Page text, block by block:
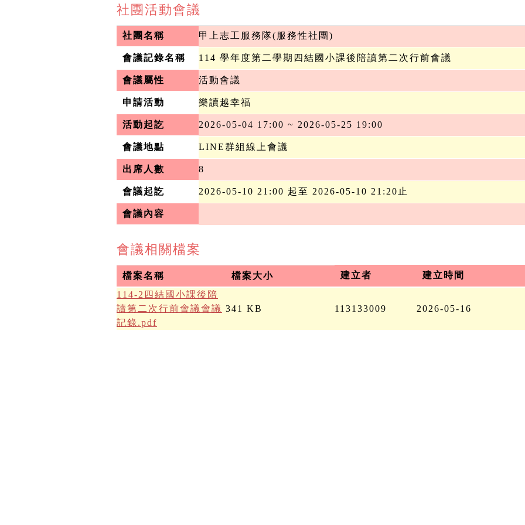
社團活動會議
社團名稱 甲上志工服務隊(服務性社團)
會議記錄名稱 114 學年度第二學期四結國小課後陪讀第二次行前會議
會議屬性 活動會議
申請活動 樂讀越幸福
活動起訖 2026-05-04 17:00 ~ 2026-05-25 19:00
會議地點 LINE群組線上會議
出席人數 8
會議起訖 2026-05-10 21:00 起至 2026-05-10 21:20止
會議內容
會議相關檔案
檔案名稱 檔案大小 建立者
建立時間
114-2四結國小課後陪
讀第二次行前會議會議
記錄.pdf
341 KB 113133009 2026-05-16